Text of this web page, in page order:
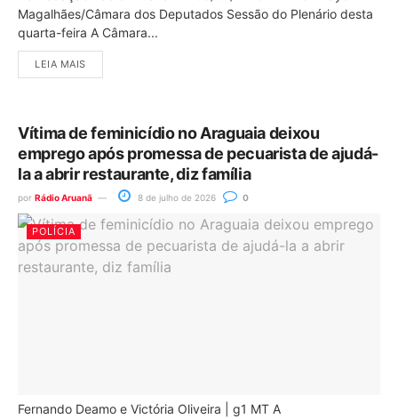
Magalhães/Câmara dos Deputados Sessão do Plenário desta
quarta-feira A Câmara...
LEIA MAIS
Vítima de feminicídio no Araguaia deixou
emprego após promessa de pecuarista de ajudá-
la a abrir restaurante, diz família
por Rádio Aruanã 8 de julho de 2026 0
POLÍCIA
Fernando Deamo e Victória Oliveira | g1 MT A